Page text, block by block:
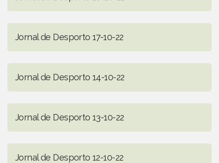
Jornal de Desporto 17-10-22
Jornal de Desporto 14-10-22
Jornal de Desporto 13-10-22
Jornal de Desporto 12-10-22